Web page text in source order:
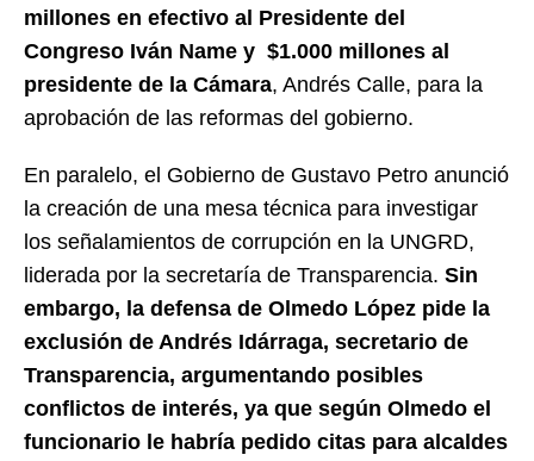
millones en efectivo al Presidente del
Congreso Iván Name y $1.000 millones al
presidente de la Cámara, Andrés Calle, para la
aprobación de las reformas del gobierno.
En paralelo, el Gobierno de Gustavo Petro anunció
la creación de una mesa técnica para investigar
los señalamientos de corrupción en la UNGRD,
liderada por la secretaría de Transparencia. Sin
embargo, la defensa de Olmedo López pide la
exclusión de Andrés Idárraga, secretario de
Transparencia, argumentando posibles
conflictos de interés, ya que según Olmedo el
funcionario le habría pedido citas para alcaldes